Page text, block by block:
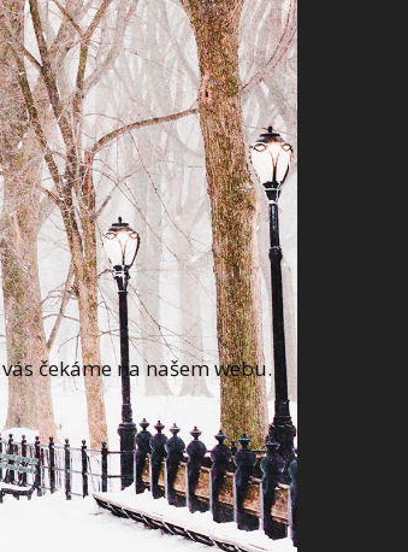
čekáme na našem webu.